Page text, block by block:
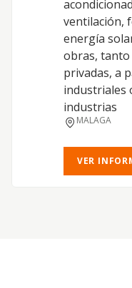
ventilación,
energía
obras, tanto
privadas, a
industriales
industrias
MALAGA
VER